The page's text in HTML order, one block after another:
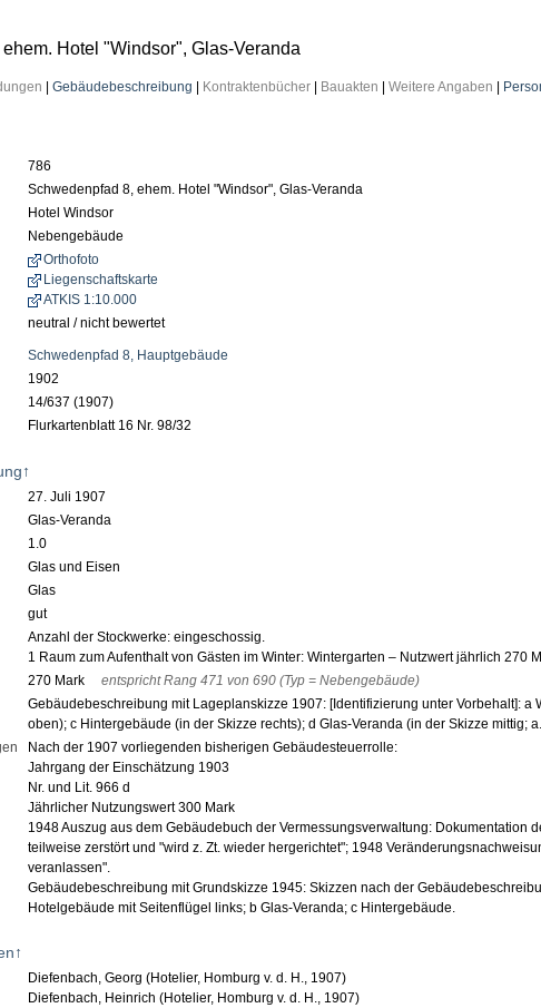
Hotel "Windsor", Glas-Veranda
Gebäudebeschreibung Kontraktenbücher Bauakten Weitere Angaben
786
Schwedenpfad 8, ehem. Hotel "Windsor", Glas-Veranda
Hotel Windsor
Nebengebäude
Orthofoto
Liegenschaftskarte
ATKIS 1:10.000
neutral / nicht bewertet
Schwedenpfad 8, Hauptgebäude
1902
14/637 (1907)
Flurkartenblatt 16 Nr. 98/32
↑
27. Juli 1907
Glas-Veranda
1.0
Glas und Eisen
Glas
gut
Anzahl der Stockwerke: eingeschossig.
1 Raum zum Aufenthalt von Gästen im Winter: Wintergarten – Nutzwert jährlich 270
270 Mark
entspricht Rang 471 von 690 (Typ = Nebengebäude)
Gebäudebeschreibung mit Lageplanskizze 1907: [Identifizierung unter Vorbehalt]:
oben); c Hintergebäude (in der Skizze rechts); d Glas-Veranda (in der Skizze mittig;
Nach der 1907 vorliegenden bisherigen Gebäudesteuerrolle:
Jahrgang der Einschätzung 1903
Nr. und Lit. 966 d
Jährlicher Nutzungswert 300 Mark
1948 Auszug aus dem Gebäudebuch der Vermessungsverwaltung: Dokumentation
teilweise zerstört und "wird z. Zt. wieder hergerichtet"; 1948
veranlassen".
Gebäudebeschreibung mit Grundskizze 1945: Skizzen nach der
Hotelgebäude mit Seitenflügel links; b Glas-Veranda; c Hintergebäude.
↑
Diefenbach, Georg (Hotelier, Homburg v. d. H., 1907)
Diefenbach, Heinrich (Hotelier, Homburg v. d. H., 1907)